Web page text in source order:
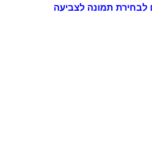
לבחירת תמונה לצביעה